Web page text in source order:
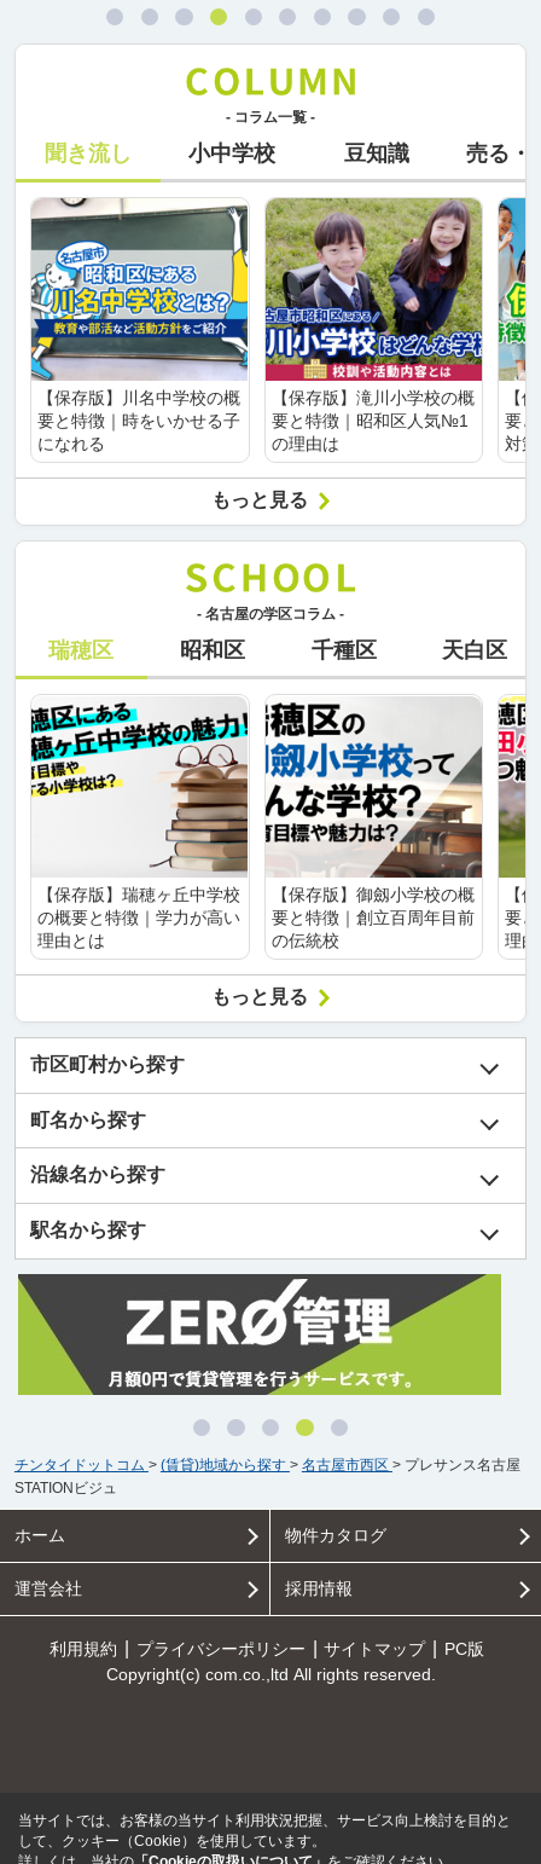
- コラム一覧 -
聞き流し 小中学校 豆知識 売る・
【保存版】川名中学校の概
要と特徴｜時をいかせる子
になれる
【保存版】滝川小学校の概
要と特徴｜昭和区人気№1
の理由は
【
要
対
もっと見る
- 名古屋の学区コラム -
瑞穂区 昭和区 千種区 天白区
【保存版】瑞穂ヶ丘中学校
の概要と特徴｜学力が高い
理由とは
【保存版】御劔小学校の概
要と特徴｜創立百周年目前
の伝統校
【
要
理
もっと見る
市区町村から探す
町名から探す
沿線名から探す
駅名から探す
チンタイドットコム > (賃貸)地域から探す > 名古屋市西区 > プレサンス名古屋
STATIONビジュ
ホーム 物件カタログ
運営会社 採用情報
利用規約 プライバシーポリシー サイトマップ
PC版
Copyright(c) com.co.,ltd All rights reserved.
当サイトでは、お客様の当サイト利用状況把握、サービス向上検討を目的と
して、クッキー（Cookie）を使用しています。